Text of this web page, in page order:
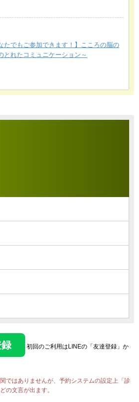
たでもご参加できます！】こころの脳の
れたコミュニケーション～
初回のご利用はLINEの「友達登録」か
ではありませんが、予約システムの設定上「診
の文言が出ます。